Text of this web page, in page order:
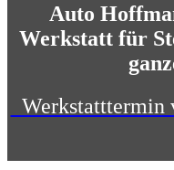
Auto
Werkstatt für
Werkstatttermin